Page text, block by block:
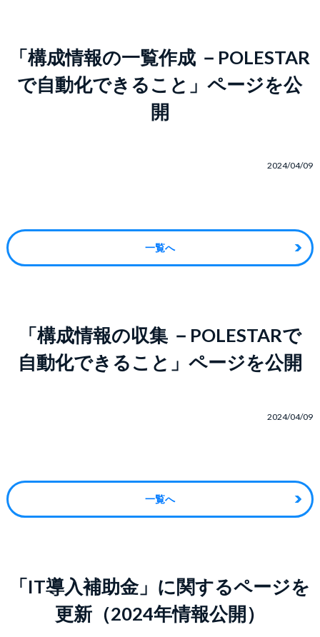
「構成情報の一覧作成 －POLESTAR
で自動化できること」ページを公
開
2024/04/09
一覧へ
「構成情報の収集 －POLESTARで
自動化できること」ページを公開
2024/04/09
一覧へ
「IT導入補助金」に関するページを
更新（2024年情報公開）